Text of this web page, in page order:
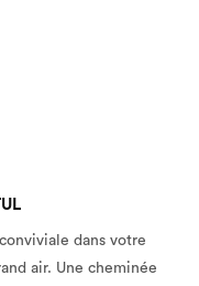
dans votre
air. Une cheminée